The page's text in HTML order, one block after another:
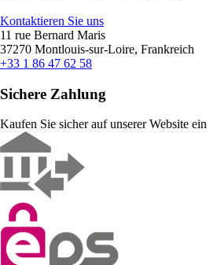
Kontaktieren Sie uns
11 rue Bernard Maris
37270 Montlouis-sur-Loire, Frankreich
+33 1 86 47 62 58
Sichere Zahlung
Kaufen Sie sicher auf unserer Website ein